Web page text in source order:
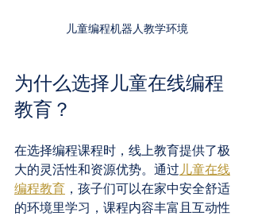
儿童编程机器人教学环境
为什么选择儿童在线编程
教育？
在选择编程课程时，线上教育提供了极
大的灵活性和资源优势。通过 儿童在线
编程教育 ，孩子们可以在家中安全舒适
的环境里学习，课程内容丰富且互动性